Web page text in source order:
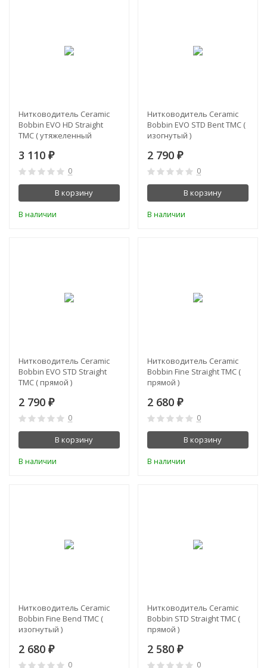
Нитководитель Ceramic
Bobbin EVO HD Straight
TMC ( утяжеленный
3 110 ₽
0
В корзину
В наличии
Нитководитель Ceramic
Bobbin EVO STD Bent TMC (
изогнутый )
2 790 ₽
0
В корзину
В наличии
Нитководитель Ceramic
Bobbin EVO STD Straight
TMC ( прямой )
2 790 ₽
0
В корзину
В наличии
Нитководитель Ceramic
Bobbin Fine Straight TMC (
прямой )
2 680 ₽
0
В корзину
В наличии
Нитководитель Ceramic
Bobbin Fine Bend TMC (
изогнутый )
2 680 ₽
0
Нитководитель Ceramic
Bobbin STD Straight TMC (
прямой )
2 580 ₽
0